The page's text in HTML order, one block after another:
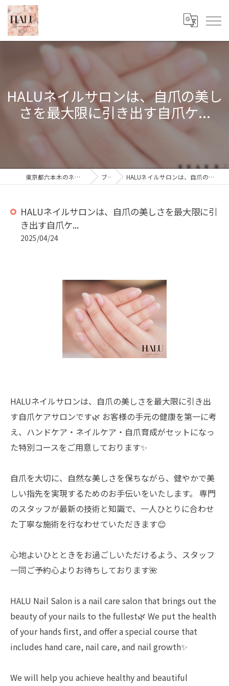
HALUネイルサロンは、自爪の美し
さを最大限に引き出す自爪ケ...
東京都六本木のネイルならHALU nail salon ブログ HALUネイルサロンは、自爪の美しさを最大限に引き出す自爪ケ...
HALUネイルサロンは、自爪の美しさを最大限に引
き出す自爪ケ...
2025/04/24
HALUネイルサロンは、自爪の美しさを最大限に引き出
す自爪ケアサロンです🌿 お客様の手元の健康を第一に考
え、ハンドケア・ネイルケア・自爪育成がセットになっ
た特別コースをご用意しております✨
自爪を大切に、自然な美しさを保ちながら、健やかで美
しい指先を実現するためのお手伝いをいたします。 専門
のスタッフが最新の技術と知識で、一人ひとりに合わせ
た丁寧な施術を行なわせていただきます😊
心地よいひとときをお過ごしいただけるよう、スタッフ
一同ご予約心よりお待ちしております🌺
HALU Nail Salon is a nail care salon that brings out the
beauty of your nails to the fullest🌿 We put the health
of your hands first, and offer a special course that
includes hand care, nail care, and nail growth✨
We will help you achieve healthy and beautiful